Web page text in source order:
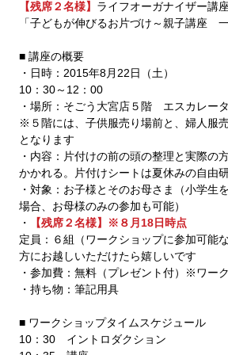
【残席２名様】 ライフオーガナイザー講座
「子どもが伸びるお片づけ～親子講座　
■ 講座の概要
・日時：2015年8月22日（土）
10：30～12：00
・場所：そごう大宮店５階　エスカレー
※５階には、子供服売り場前と、婦人服
となります
・内容：片付けの前の頭の整理と実際
かかれる。片付けシートは夏休みの自由
・対象：お子様とそのお母さま（小学
場合、お母様のみの参加も可能）
・
【残席２名様】※８月18日時点
定員：６組（ワークショップに参加可能
方にお越しいただけたら嬉しいです
・参加費：無料（プレゼント付）※ワー
・持ち物：筆記用具
■ ワークショップタイムスケジュール
10：30　イントロダクション